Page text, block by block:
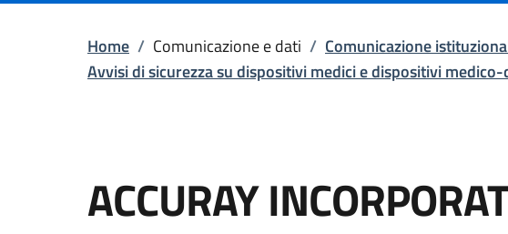
Home / Comunicazione e dati / Comunicazione
Avvisi di sicurezza su dispositivi medici e dispositivi
ACCURAY